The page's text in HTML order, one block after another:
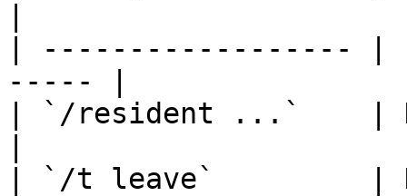
| ------------------ |
----- |
| `/resident ...`    |
| `/t leave`         |